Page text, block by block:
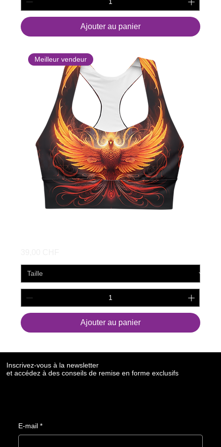
Ajouter au panier
Meilleur vendeur
Ajouter au panier
Inscrivez-vous à la newsletter
et accédez à des conseils de remise en forme exclusifs
E-mail *